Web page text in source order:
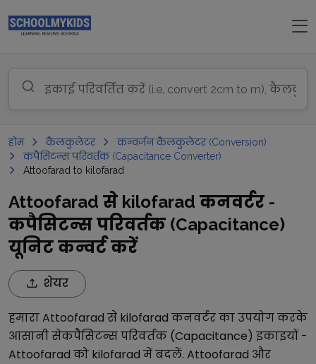
होम कैलकुलेटर
कन्वर्जन कैलकुलेटर (Conversion)
कपैसिटन्स परिवर्तक (Capacitance Converter)
Attoofarad to kilofarad
Attoofarad से kilofarad कनवर्टर -
कपैसिटन्स परिवर्तक (Capacitance)
यूनिट कन्वर्ट करें
शेयर
हमाराAttoofarad से kilofarad कनवर्टर का उपयोग करके
आसानी सेकपैसिटन्स परिवर्तक (Capacitance) इकाइयों -
Attoofarad को kilofarad में बदलें. Attoofarad और